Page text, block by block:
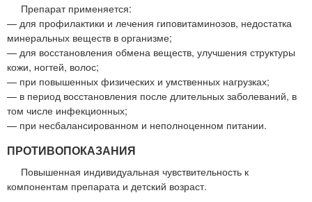
Препарат применяется:
— для профилактики и лечения гиповитаминозов, недостатка
минеральных веществ в организме;
— для восстановления обмена веществ, улучшения структуры
кожи, ногтей, волос;
— при повышенных физических и умственных нагрузках;
— в период восстановления после длительных заболеваний, в
том числе инфекционных;
— при несбалансированном и неполноценном питании.
ПРОТИВОПОКАЗАНИЯ
Повышенная индивидуальная чувствительность к
компонентам препарата и детский возраст.